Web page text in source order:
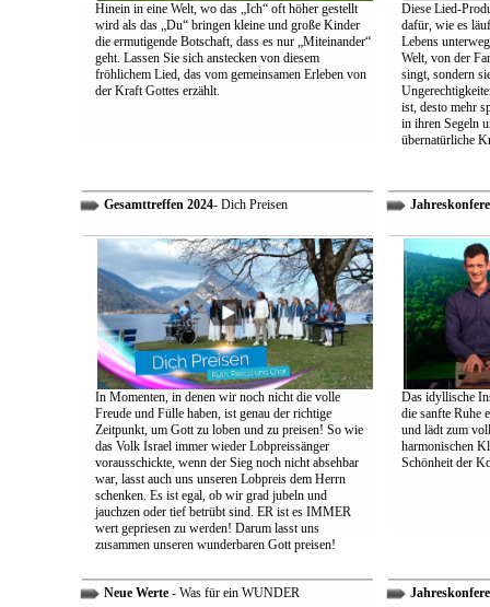
Hinein in eine Welt, wo das „Ich“ oft höher gestellt
wird als das „Du“ bringen kleine und große Kinder
die ermutigende Botschaft, dass es nur „Miteinander“
geht. Lassen Sie sich anstecken von diesem
fröhlichem Lied, das vom gemeinsamen Erleben von
der Kraft Gottes erzählt.
Diese Lied-
dafür, wie es
Lebens
Welt, von der
singt, sondern
ist, desto mehr
in ihren Segeln
übernatürliche
Gesamttreffen 2024- Dich Preisen
In Momenten, in denen wir noch nicht die volle
Freude und Fülle haben, ist genau der richtige
Zeitpunkt, um Gott zu loben und zu preisen! So wie
das Volk Israel immer wieder Lobpreissänger
vorausschickte, wenn der Sieg noch nicht absehbar
war, lasst auch uns unseren Lobpreis dem Herrn
schenken. Es ist egal, ob wir grad jubeln und
jauchzen oder tief betrübt sind. ER ist es IMMER
wert gepriesen zu werden! Darum lasst uns
zusammen unseren wunderbaren Gott preisen!
Das idyllische
die sanfte Ruhe
und lädt zum
harmonischen
Schönheit der
Neue Werte- Was für ein WUNDER